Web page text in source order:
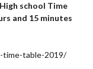
High school Time
and 15 minutes
time-table-2019/